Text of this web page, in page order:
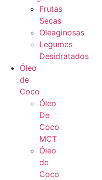
Frutas
Secas
Oleaginosas
Legumes
Desidratados
Óleo
de
Coco
Óleo
De
Coco
MCT
Óleo
de
Coco